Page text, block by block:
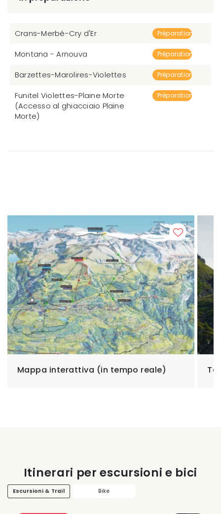
Crans-Merbé-Cry d'Er Préparation
Montana - Arnouva Préparation
Barzettes-Marolires-Violettes Préparation
Funitel Violettes-Plaine Morte
(Accesso al ghiacciaio Plaine
Morte)
Préparation
Mappa interattiva (in tempo reale)
Itinerari per escursioni e bici
Escursioni & Trail Bike